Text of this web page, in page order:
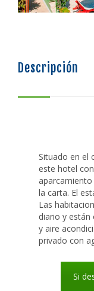
Descripción
Situado en el
este hotel
la carta. El
Las
diario y están
y aire
privado con
Si